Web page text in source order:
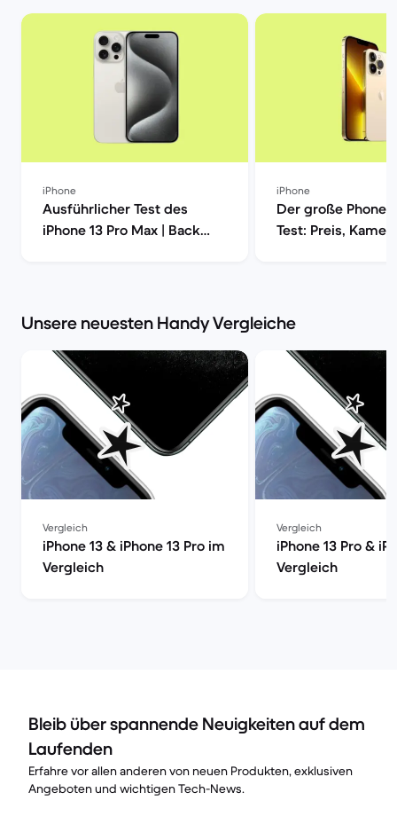
iPhone
Ausführlicher Test des
iPhone 13 Pro Max | Back
iPhone
Der große Phone
Test: Preis,
Unsere neuesten Handy Vergleiche
Vergleich
iPhone 13 & iPhone 13 Pro im
Vergleich
Vergleich
iPhone 13 Pro &
Vergleich
Bleib über spannende Neuigkeiten auf dem
Laufenden
Erfahre vor allen anderen von neuen Produkten, exklusiven
Angeboten und wichtigen Tech-News.